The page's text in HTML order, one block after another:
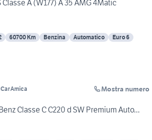
Classe A (W177) A 35 AMG 4Matic
60700 Km Benzina Automatico Euro 6
CarAmica Mostra numero
Classe C C220 d SW Premium Auto...